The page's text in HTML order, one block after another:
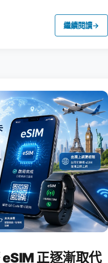
繼續閱讀→
正逐漸取代